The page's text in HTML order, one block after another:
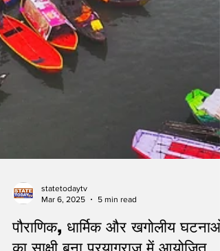
statetodaytv
Mar 6, 2025
5 min read